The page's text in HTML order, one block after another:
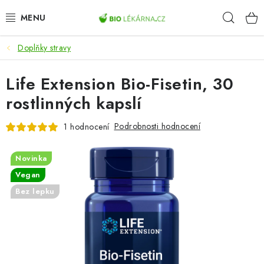
na
AKCE
DOPLŇKY STRAVY
PŘÍRODNÍ KOSMETIKA
ZDRAVÉ POTRAVINY
Doplňky stravy
Life Extension Bio-Fisetin, 30
rostlinných kapslí
1 hodnocení Podrobnosti hodnocení
Novinka
Vegan
Bez lepku